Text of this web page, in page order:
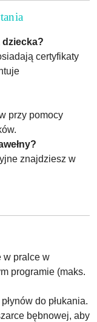
dziecka?
certyfikaty
przy pomocy
znajdziesz w
w pralce w
programie (maks.
do płukania.
bębnowej, aby